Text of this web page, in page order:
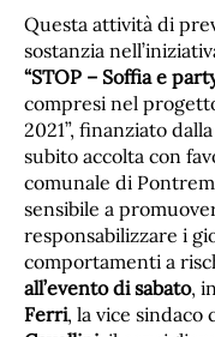
Questa attività di
sostanzia
“STOP – Soffia e
compresi nel
2021”, finanziato
subito accolta con
comunale di
sensibile a
responsabilizzare i
comportamenti a
all’evento di sabato,
Ferri, la vice sindaco